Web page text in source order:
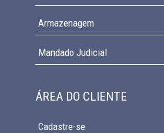
Armazenagem
Mandado Judicial
ÁREA DO CLIENTE
Cadastre-se